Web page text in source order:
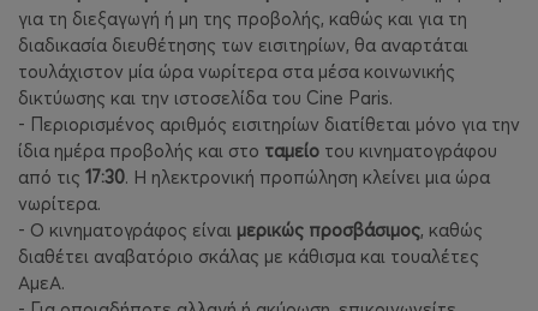
για τη διεξαγωγή ή μη της προβολής, καθώς και για τη
διαδικασία διευθέτησης των εισιτηρίων, θα αναρτάται
τουλάχιστον μία ώρα νωρίτερα στα μέσα κοινωνικής
δικτύωσης και την ιστοσελίδα του Cine Paris.
- Περιορισμένος αριθμός εισιτηρίων διατίθεται μόνο για την
ίδια ημέρα προβολής και στο ταμείο του κινηματογράφου
από τις 17:30. Η ηλεκτρονική προπώληση κλείνει μια ώρα
νωρίτερα.
- Ο κινηματογράφος είναι μερικώς προσβάσιμος, καθώς
διαθέτει αναβατόριο σκάλας με κάθισμα και τουαλέτες
ΑμεΑ.